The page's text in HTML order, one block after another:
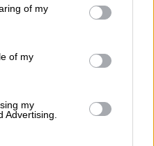
of my
of my
my
Advertising.
derecha en
en el